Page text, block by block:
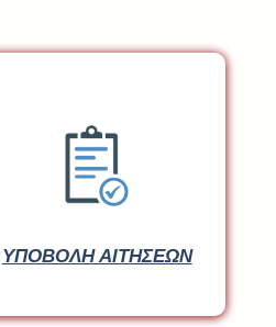
ΥΠΟΒΟΛΗ ΑΙΤΗΣΕΩΝ